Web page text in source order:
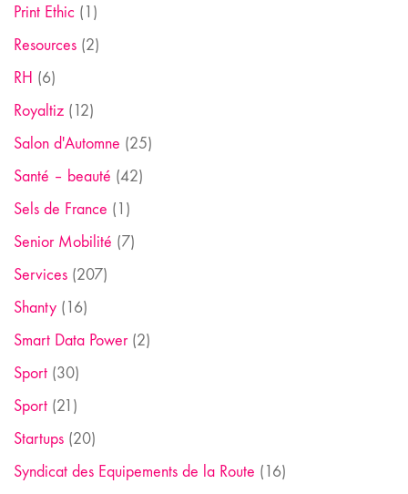
Print Ethic (1)
Resources (2)
RH (6)
Royaltiz (12)
Salon d'Automne (25)
Santé – beauté (42)
Sels de France (1)
Senior Mobilité (7)
Services (207)
Shanty (16)
Smart Data Power(2)
Sport (30)
Sport (21)
Startups (20)
Syndicat des Equipements de la Route (16)